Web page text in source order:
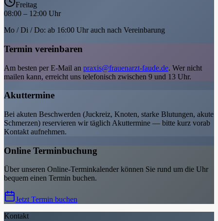
Freitag
08:00 – 12:00 Uhr
Mo / Di / Do: ab 16:00 Uhr auch nach Vereinbarung
Termin vereinbaren
Am besten per E-Mail an praxis@frauenarzt-faude.de. Wer nicht
mailen kann, erreicht uns telefonisch zwischen 9 und 13 Uhr.
Akuttermine
Bei akuten Beschwerden (Juckreiz, Knoten, starke Blutungen, akute
Schmerzen) reservieren wir täglich Akuttermine — bitte kurz vorab
Kontakt aufnehmen.
Online Terminbuchung
Über unseren Online-Terminkalender können Sie rund um die Uhr
bequem einen Termin buchen.
Jetzt Termin buchen
Kontakt